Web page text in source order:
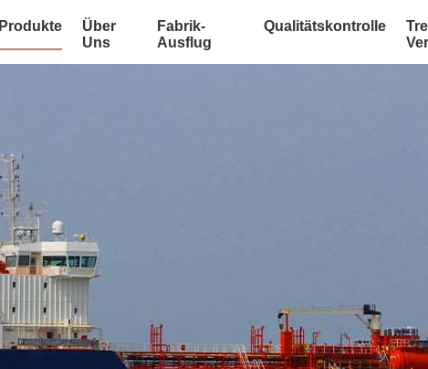
Produkte
Über
Uns
Fabrik-
Ausflug
Qualitätskontrolle